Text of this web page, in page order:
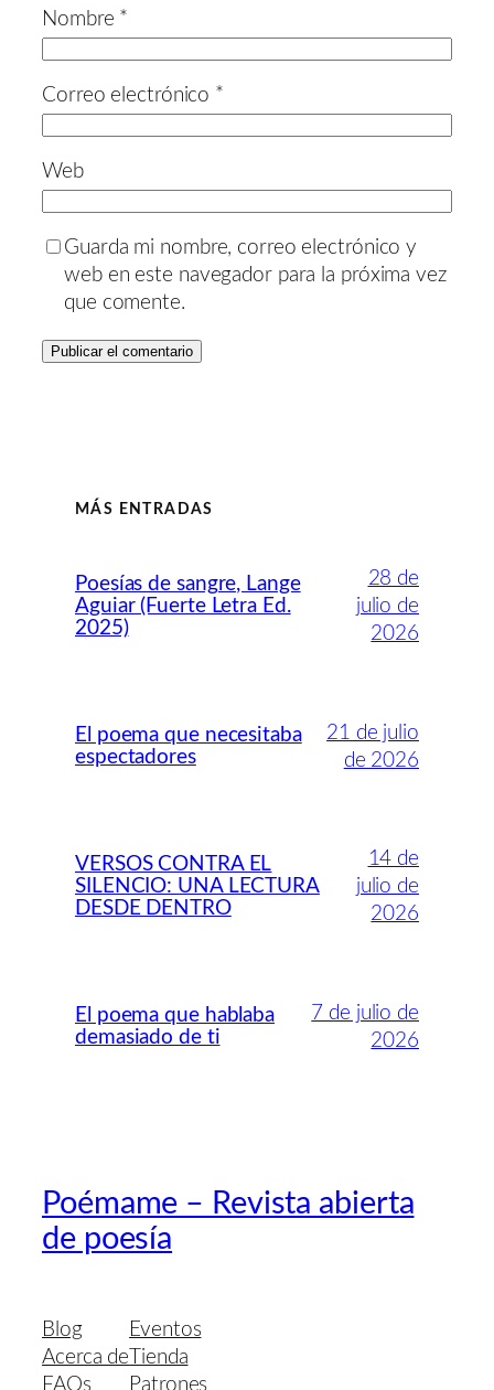
Nombre *
Correo electrónico *
Web
Guarda mi nombre, correo electrónico y
web en este navegador para la próxima vez
que comente.
MÁS ENTRADAS
Poesías de sangre, Lange
Aguiar (Fuerte Letra Ed.
2025)
28 de
julio de
2026
El poema que necesitaba
espectadores
21 de julio
de 2026
VERSOS CONTRA EL
SILENCIO: UNA LECTURA
DESDE DENTRO
14 de
julio de
2026
El poema que hablaba
demasiado de ti
7 de julio de
2026
Poémame – Revista abierta
de poesía
Blog
Acerca de
FAQs
Eventos
Tienda
Patrones